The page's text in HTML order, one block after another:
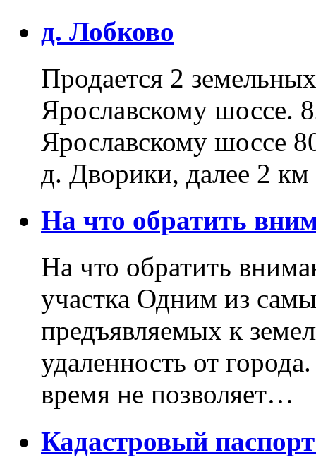
д. Лобково
Продается 2
Ярославскому
Ярославскому шоссе
д. Дворики, далее 2
На что обратить
На что обратить
участка Одним из
предъявляемых к
удаленность от
время не позволяет…
Кадастровый